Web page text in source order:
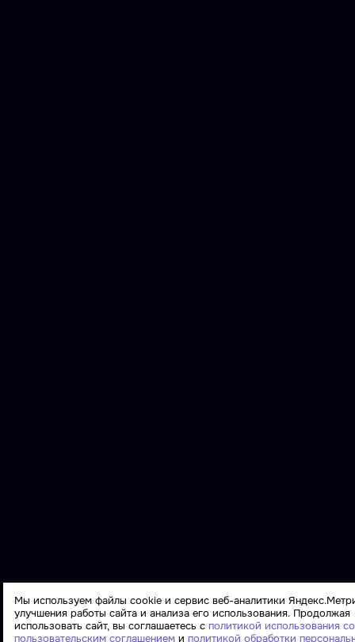
Мы используем файлы cookie и сервис веб-аналитики
улучшения работы сайта и анализа его использования. Продолжая
использовать сайт, вы соглашаетесь с политикой использования
пользовательским соглашениеми политикой обработки